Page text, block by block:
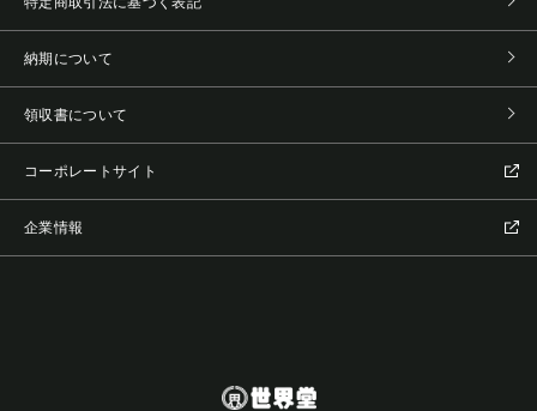
納期について
領収書について
コーポレートサイト
企業情報